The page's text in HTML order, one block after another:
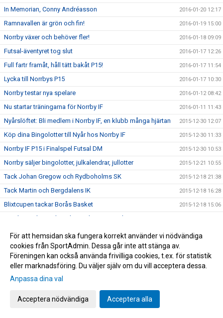
In Memorian, Conny Andréasson 2016-01-20 12:17
Ramnavallen är grön och fin! 2016-01-19 15:00
Norrby växer och behöver fler! 2016-01-18 09:09
Futsal-äventyret tog slut 2016-01-17 12:26
Full fartr framåt, håll tätt bakåt P15! 2016-01-17 11:54
Lycka till Norrbys P15 2016-01-17 10:30
Norrby testar nya spelare 2016-01-12 08:42
Nu startar träningarna för Norrby IF 2016-01-11 11:43
Nyårslöftet: Bli medlem i Norrby IF, en klubb många hjärtan 2015-12-30 12:07
Köp dina Bingolotter till Nyår hos Norrby IF 2015-12-30 11:33
Norrby IF P15 i Finalspel Futsal DM 2015-12-30 10:53
Norrby säljer bingolotter, julkalendrar, jullotter 2015-12-21 10:55
Tack Johan Gregow och Rydboholms SK 2015-12-18 21:38
Tack Martin och Bergdalens IK 2015-12-18 16:28
Blixtcupen tackar Borås Basket 2015-12-18 15:06
Gamla Norrbygärdepojkars julmöte i Norrbystugan
Nobelfest i Norrbystugan 2015-12-11 09:13
OBS NY Lottning och gruppindelning till Blixtcupen! 2015-12-08 12:37
P14 öser på i BUA-cupen
Bilder från U19:s segermatch
U19 till slutspel i Ligacupen genom vinst över Elfsborg
För att hemsidan ska fungera korrekt använder vi nödvändiga
cookies från SportAdmin. Dessa går inte att stänga av.
Föreningen kan också använda frivilliga cookies, t.ex. för statistik
eller marknadsföring. Du väljer själv om du vill acceptera dessa.
Anpassa dina val
Acceptera nödvändiga Acceptera alla